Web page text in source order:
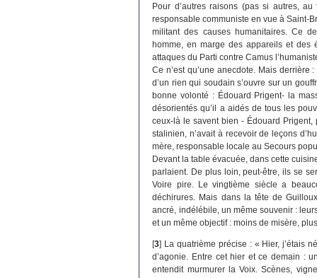
Pour d’autres raisons (pas si autres,
responsable communiste en vue à Saint-
militant des causes humanitaires. Ce
homme, en marge des appareils et des
attaques du Parti contre Camus
Ce n’est qu’une anecdote. Mais
d’un rien qui soudain s’ouvre sur un
bonne volonté : Édouard Prigent- la
désorientés qu’il a aidés de tous les
ceux-là le savent bien - Édouard Prigent,
stalinien, n’avait à recevoir de leçons
mère, responsable locale au Secours
Devant la table évacuée, dans cette
parlaient. De plus loin, peut-être, ils se
Voire pire. Le vingtième siècle a
déchirures. Mais dans la tête de
ancré, indélébile, un même souvenir :
et un même objectif : moins de misère,
[3] La quatrième précise : « Hier, j’étais
d’agonie. Entre cet hier et ce demain :
entendit murmurer la Voix. Scènes,